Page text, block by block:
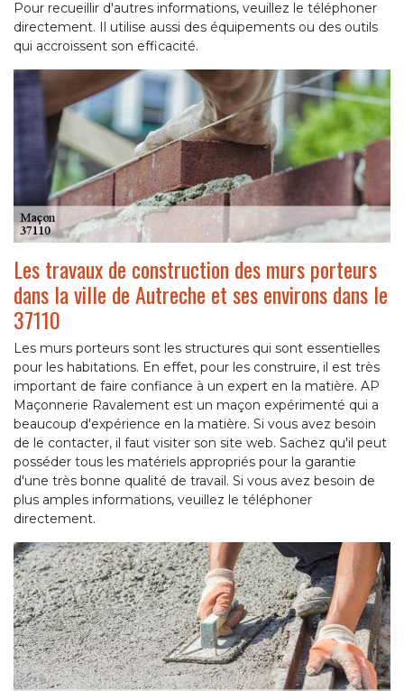
Pour recueillir d'autres informations, veuillez le téléphoner
directement. Il utilise aussi des équipements ou des outils
qui accroissent son efficacité.
Les travaux de construction des murs porteurs
dans la ville de Autreche et ses environs dans le
37110
Les murs porteurs sont les structures qui sont essentielles
pour les habitations. En effet, pour les construire, il est très
important de faire confiance à un expert en la matière. AP
Maçonnerie Ravalement est un maçon expérimenté qui a
beaucoup d'expérience en la matière. Si vous avez besoin
de le contacter, il faut visiter son site web. Sachez qu'il peut
posséder tous les matériels appropriés pour la garantie
d'une très bonne qualité de travail. Si vous avez besoin de
plus amples informations, veuillez le téléphoner
directement.